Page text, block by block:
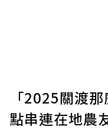
「2025關渡
點串連在地農